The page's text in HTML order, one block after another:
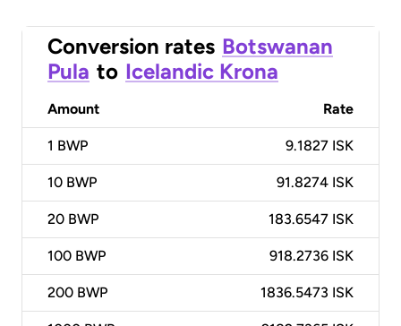
Conversion rates Botswanan
Pula to Icelandic Krona
Amount Rate
1 BWP 9.1827 ISK
10 BWP 91.8274 ISK
20 BWP 183.6547 ISK
100 BWP 918.2736 ISK
200 BWP 1836.5473 ISK